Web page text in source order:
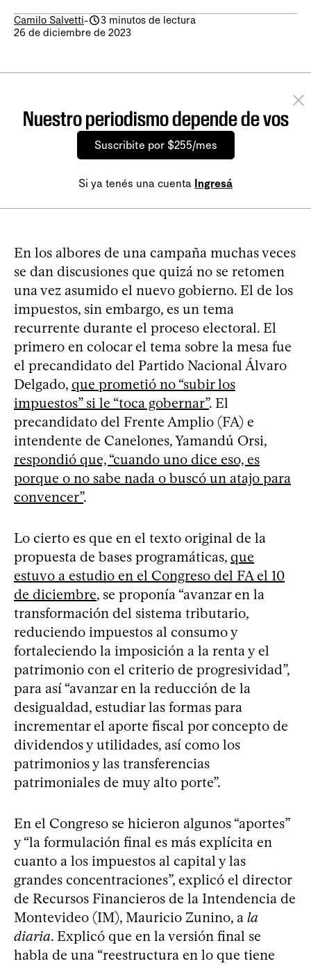
Camilo Salvetti-
3 minutos de lectura
26 de diciembre de 2023
Nuestro periodismo depende de vos
Suscribite por $255/mes
Si ya tenés una cuenta Ingresá
En los albores de una campaña muchas veces
se dan discusiones que quizá no se retomen
una vez asumido el nuevo gobierno. El de los
impuestos, sin embargo, es un tema
recurrente durante el proceso electoral. El
primero en colocar el tema sobre la mesa fue
el precandidato del Partido Nacional Álvaro
Delgado, que prometió no “subir los
impuestos” si le “toca gobernar”. El
precandidato del Frente Amplio (FA) e
intendente de Canelones, Yamandú Orsi,
respondió que, “cuando uno dice eso, es
porque o no sabe nada o buscó un atajo para
convencer”.
Lo cierto es que en el texto original de la
propuesta de bases programáticas, que
estuvo a estudio en el Congreso del FA el 10
de diciembre, se proponía “avanzar en la
transformación del sistema tributario,
reduciendo impuestos al consumo y
fortaleciendo la imposición a la renta y el
patrimonio con el criterio de progresividad”,
para así “avanzar en la reducción de la
desigualdad, estudiar las formas para
incrementar el aporte fiscal por concepto de
dividendos y utilidades, así como los
patrimonios y las transferencias
patrimoniales de muy alto porte”.
En el Congreso se hicieron algunos “aportes”
y “la formulación final es más explícita en
cuanto a los impuestos al capital y las
grandes concentraciones”, explicó el director
de Recursos Financieros de la Intendencia de
Montevideo (IM), Mauricio Zunino, a la
diaria. Explicó que en la versión final se
habla de una “reestructura en lo que tiene